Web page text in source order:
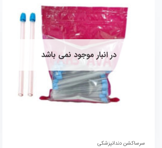
در انبار موجود نمی باشد
سرساکشن دندانپزشکی